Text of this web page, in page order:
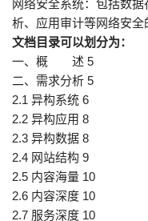
网络安全系统：包括数
析、应用审计等网络安全
文档目录可以划分为：
一、概 述 5
二、需求分析 5
2.1 异构系统 6
2.2 异构应用 8
2.3 异构数据 8
2.4 网站结构 9
2.5 内容海量 10
2.6 内容深度 10
2.7 服务深度 10